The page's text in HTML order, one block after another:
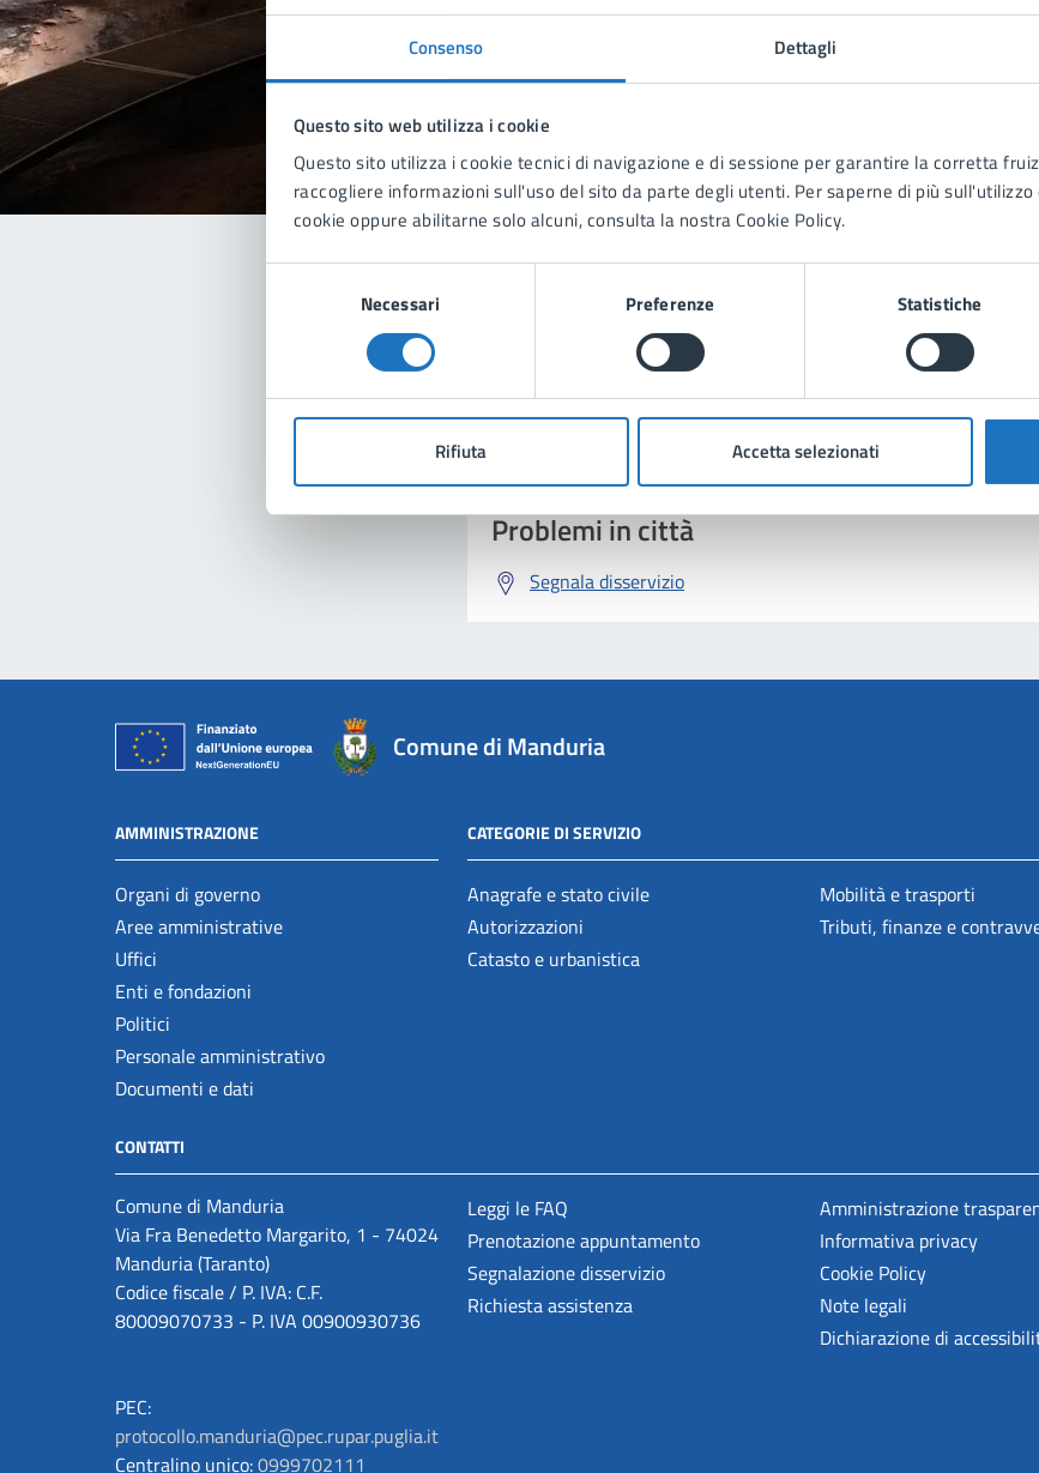
Consenso Dettagli
Questo sito web utilizza i cookie
Questo sito utilizza i cookie tecnici di navigazione e di sessione per garantire la corretta
raccogliere informazioni sull'uso del sito da parte degli utenti. Per saperne di più
cookie oppure abilitarne solo alcuni, consulta la nostra Cookie Policy.
Necessari Preferenze Statistiche
Rifiuta Accetta selezionati
Contatta il comune
Leggi le domande frequenti
Richiedi assistenza
Problemi in città
Segnala disservizio
Comune di Manduria
AMMINISTRAZIONE
Organi di governo
Aree amministrative
Uffici
Enti e fondazioni
Politici
Personale amministrativo
Documenti e dati
CATEGORIE DI SERVIZIO
Anagrafe e stato civile
Autorizzazioni
Catasto e urbanistica
Mobilità e trasporti
Tributi, finanze e
CONTATTI
Comune di Manduria
Via Fra Benedetto Margarito, 1 - 74024
Manduria (Taranto)
Codice fiscale / P. IVA: C.F.
80009070733 - P. IVA 00900930736
PEC:
protocollo.manduria@pec.rupar.puglia.it
Centralino unico:0999702111
Leggi le FAQ
Prenotazione appuntamento
Segnalazione disservizio
Richiesta assistenza
Amministrazione
Informativa privacy
Cookie Policy
Note legali
Dichiarazione di